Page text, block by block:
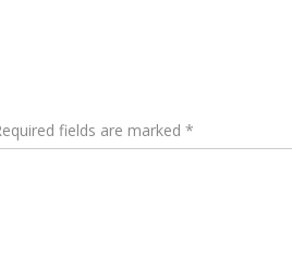
fields are marked *